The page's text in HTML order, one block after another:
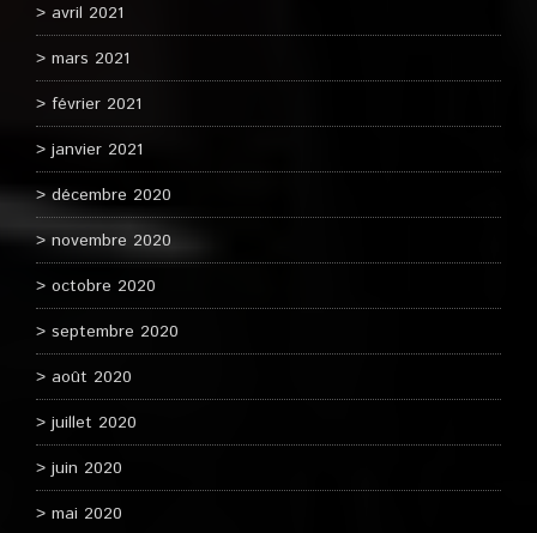
avril 2021
mars 2021
février 2021
janvier 2021
décembre 2020
novembre 2020
octobre 2020
septembre 2020
août 2020
juillet 2020
juin 2020
mai 2020